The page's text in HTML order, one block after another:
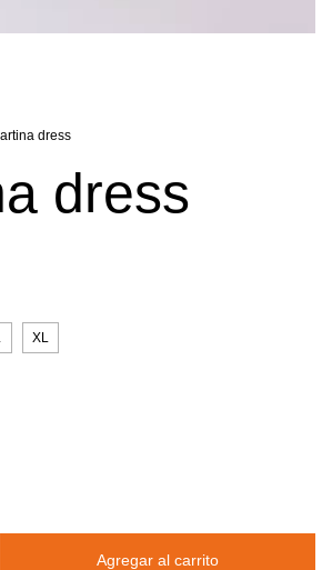
dress
dress
XL